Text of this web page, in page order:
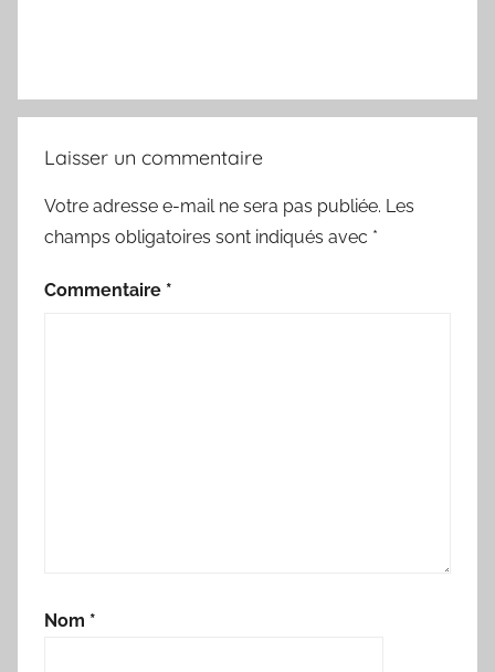
Laisser un commentaire
Votre adresse e-mail ne sera pas publiée. Les
champs obligatoires sont indiqués avec *
Commentaire *
Nom *